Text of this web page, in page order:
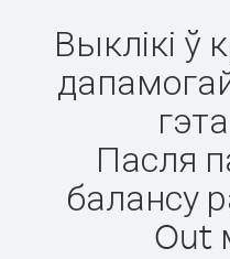
Выклікі ў
Пасля
балансу
Out